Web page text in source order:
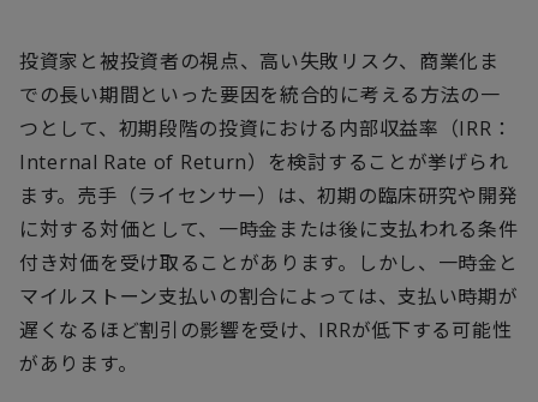
投資家と被投資者の視点、高い失敗リスク、商業化ま
での長い期間といった要因を統合的に考える方法の一
つとして、初期段階の投資における内部収益率（IRR：
Internal Rate of Return）を検討することが挙げられ
ます。売手（ライセンサー）は、初期の臨床研究や開発
に対する対価として、一時金または後に支払われる条件
付き対価を受け取ることがあります。しかし、一時金と
マイルストーン支払いの割合によっては、支払い時期が
遅くなるほど割引の影響を受け、IRRが低下する可能性
があります。